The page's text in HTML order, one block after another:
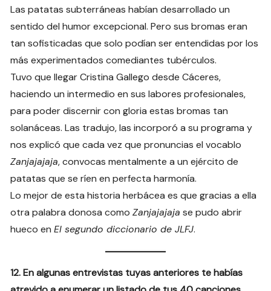
Las patatas subterráneas habían desarrollado un
sentido del humor excepcional. Pero sus bromas eran
tan sofisticadas que solo podían ser entendidas por los
más experimentados comediantes tubérculos.
Tuvo que llegar Cristina Gallego desde Cáceres,
haciendo un intermedio en sus labores profesionales,
para poder discernir con gloria estas bromas tan
solanáceas. Las tradujo, las incorporó a su programa y
nos explicó que cada vez que pronuncias el vocablo
Zanjajajaja, convocas mentalmente a un ejército de
patatas que se ríen en perfecta harmonía.
Lo mejor de esta historia herbácea es que gracias a ella
otra palabra donosa comoZanjajajaja se pudo abrir
hueco enEl segundo diccionario de JLFJ.
12. En algunas entrevistas tuyas anteriores te habías